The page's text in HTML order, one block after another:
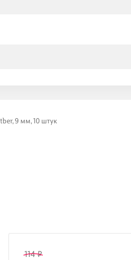
9 мм, 10 штук
114 ₽